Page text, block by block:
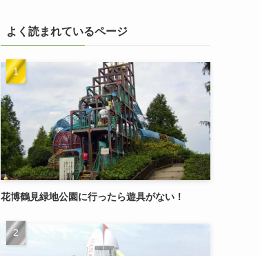
よく読まれているページ
花博鶴見緑地公園に行ったら遊具がない！